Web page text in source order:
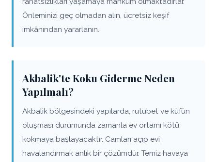
Önleminizi geç olmadan alın, ücretsiz keşif
imkânından yararlanın.
Akbalik'te Koku Giderme Neden
Yapılmalı?
Akbalik bölgesindeki yapılarda, rutubet ve küfün
oluşması durumunda zamanla ev ortamı kötü
kokmaya başlayacaktır. Camları açıp evi
havalandırmak anlık bir çözümdür. Temiz havaya